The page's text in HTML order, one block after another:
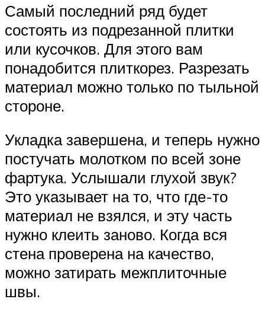
Самый последний ряд будет
состоять из подрезанной плитки
или кусочков. Для этого вам
понадобится плиткорез. Разрезать
материал можно только по тыльной
стороне.
Укладка завершена, и теперь нужно
постучать молотком по всей зоне
фартука. Услышали глухой звук?
Это указывает на то, что где-то
материал не взялся, и эту часть
нужно клеить заново. Когда вся
стена проверена на качество,
можно затирать межплиточные
швы.